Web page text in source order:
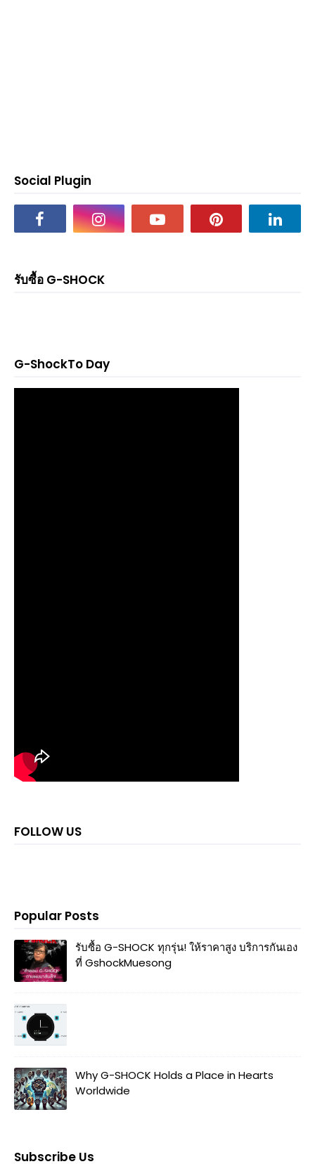
Social Plugin
รับซื้อ G-SHOCK
G-ShockTo Day
FOLLOW US
Popular Posts
รับซื้อ G-SHOCK ทุกรุ่น! ให้ราคาสูง บริการกันเอง
ที่ GshockMuesong
Why G-SHOCK Holds a Place in Hearts
Worldwide
Subscribe Us